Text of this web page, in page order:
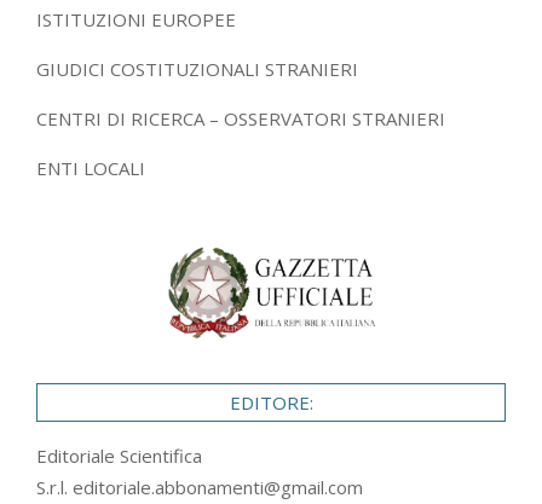
ISTITUZIONI EUROPEE
GIUDICI COSTITUZIONALI STRANIERI
CENTRI DI RICERCA – OSSERVATORI STRANIERI
ENTI LOCALI
EDITORE:
Editoriale Scientifica
S.r.l. editoriale.abbonamenti@gmail.com